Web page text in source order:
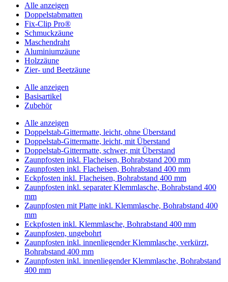
Alle anzeigen
Doppelstabmatten
Fix-Clip Pro®
Schmuckzäune
Maschendraht
Aluminiumzäune
Holzzäune
Zier- und Beetzäune
Alle anzeigen
Basisartikel
Zubehör
Alle anzeigen
Doppelstab-Gittermatte, leicht, ohne Überstand
Doppelstab-Gittermatte, leicht, mit Überstand
Doppelstab-Gittermatte, schwer, mit Überstand
Zaunpfosten inkl. Flacheisen, Bohrabstand 200 mm
Zaunpfosten inkl. Flacheisen, Bohrabstand 400 mm
Eckpfosten inkl. Flacheisen, Bohrabstand 400 mm
Zaunpfosten inkl. separater Klemmlasche, Bohrabstand 400
mm
Zaunpfosten mit Platte inkl. Klemmlasche, Bohrabstand 400
mm
Eckpfosten inkl. Klemmlasche, Bohrabstand 400 mm
Zaunpfosten, ungebohrt
Zaunpfosten inkl. innenliegender Klemmlasche, verkürzt,
Bohrabstand 400 mm
Zaunpfosten inkl. innenliegender Klemmlasche, Bohrabstand
400 mm